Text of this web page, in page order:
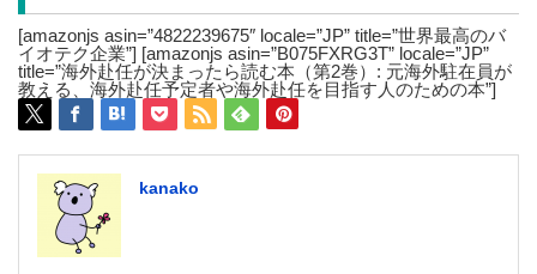
[amazonjs asin=”4822239675″ locale=”JP” title=”世界最高のバ
イオテク企業”] [amazonjs asin=”B075FXRG3T” locale=”JP”
title=”海外赴任が決まったら読む本（第2巻）: 元海外駐在員が
教える、海外赴任予定者や海外赴任を目指す人のための本”]
kanako